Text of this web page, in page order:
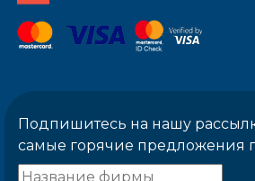
Подпишитесь на нашу
самые горячие предложения